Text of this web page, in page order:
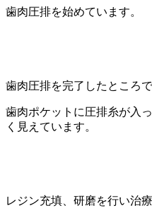
歯肉圧排を始めています。
歯肉圧排を完了したところで
歯肉ポケットに圧排糸が入
く見えています。
レジン充填、研磨を行い治療